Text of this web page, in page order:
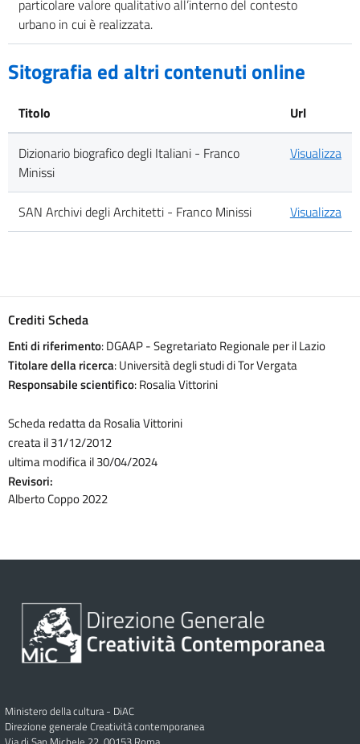
particolare valore qualitativo all’interno del contesto
urbano in cui è realizzata.
Sitografia ed altri contenuti online
Titolo Url
Dizionario biografico degli Italiani - Franco
Minissi
Visualizza
SAN Archivi degli Architetti - Franco Minissi Visualizza
Crediti Scheda
Enti di riferimento: DGAAP - Segretariato Regionale per il Lazio
Titolare della ricerca: Università degli studi di Tor Vergata
Responsabile scientifico: Rosalia Vittorini
Scheda redatta da Rosalia Vittorini
creata il 31/12/2012
ultima modifica il 30/04/2024
Revisori:
Alberto Coppo 2022
Ministero della cultura - DiAC
Direzione generale Creatività contemporanea